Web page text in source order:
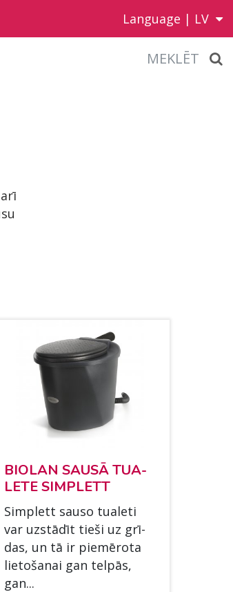
Language | LV
MEKLĒT
BIO­LAN SAUSĀ TUA­
LE­TE SIMPLETT
Simplett sauso tua­le­ti
var uzstādīt tieši uz grī­
das, un tā ir piemē­ro­ta
lie­toša­nai gan telpās,
gan...